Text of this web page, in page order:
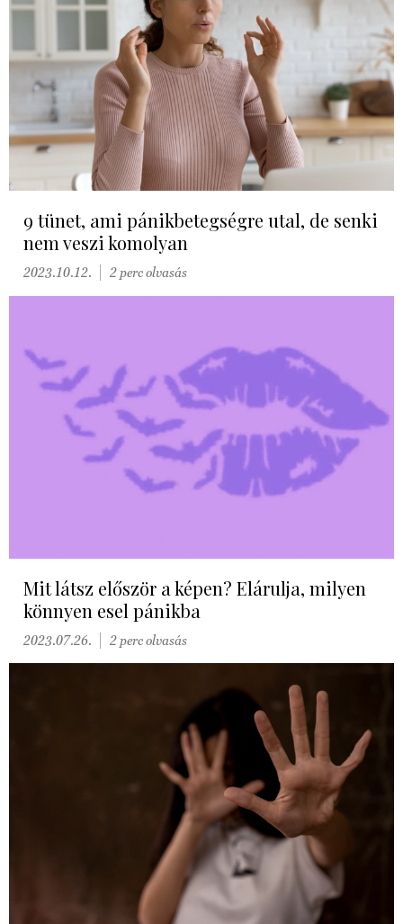
9 tünet, ami pánikbetegségre utal, de senki
nem veszi komolyan
2023.10.12. 2 perc olvasás
Mit látsz először a képen? Elárulja, milyen
könnyen esel pánikba
2023.07.26. 2 perc olvasás